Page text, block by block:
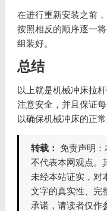
在进行重新安装之前
按照相反的顺序逐一
组装好。
总结
以上就是机械冲床拉
注意安全，并且保证
以确保机械冲床的正常
转载： 免责声明：
不代表本网观点。
未经本站证实，对
文字的真实性、完
承诺，请读者仅作